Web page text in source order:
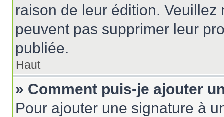
raison de leur édition.
peuvent pas supprimer leur
publiée.
Haut
» Comment puis-je ajouter
Pour ajouter une signature à